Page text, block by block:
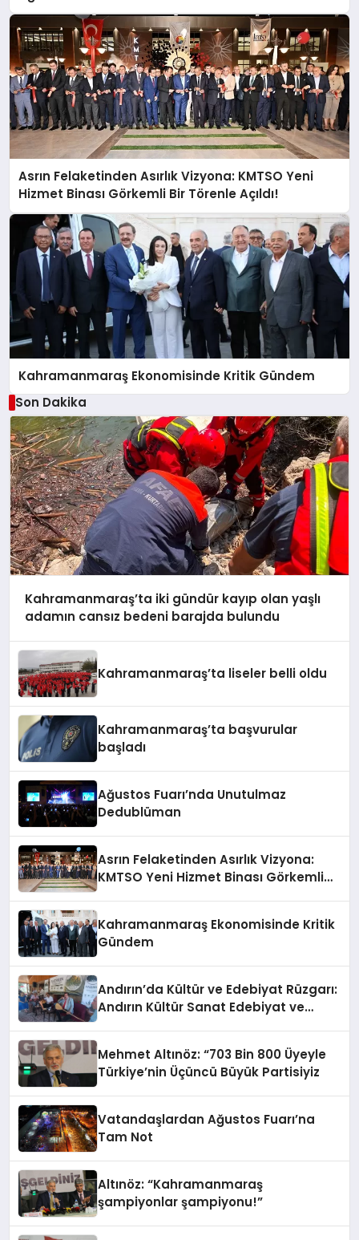
Asrın Felaketinden Asırlık Vizyona: KMTSO Yeni
Hizmet Binası Görkemli Bir Törenle Açıldı!
Kahramanmaraş Ekonomisinde Kritik Gündem
Son Dakika
Kahramanmaraş’ta iki gündür kayıp olan yaşlı
adamın cansız bedeni barajda bulundu
Kahramanmaraş’ta liseler belli oldu
Kahramanmaraş’ta başvurular
başladı
Ağustos Fuarı’nda Unutulmaz
Dedublüman
Asrın Felaketinden Asırlık Vizyona:
KMTSO Yeni Hizmet Binası Görkemli
Kahramanmaraş Ekonomisinde Kritik
Gündem
Andırın’da Kültür ve Edebiyat Rüzgarı:
Andırın Kültür Sanat Edebiyat ve
Mehmet Altınöz: “703 Bin 800 Üyeyle
Türkiye’nin Üçüncü Büyük Partisiyiz
Vatandaşlardan Ağustos Fuarı’na
Tam Not
Altınöz: “Kahramanmaraş
şampiyonlar şampiyonu!”